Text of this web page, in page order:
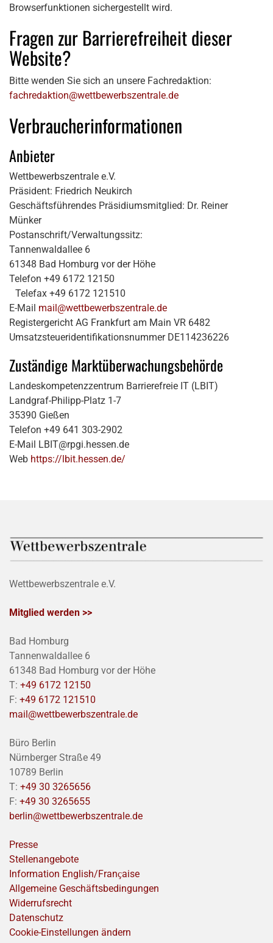
Browserfunktionen sichergestellt wird.
Fragen zur Barrierefreiheit dieser
Website?
Bitte wenden Sie sich an unsere Fachredaktion:
fachredaktion@wettbewerbszentrale.de
Verbraucherinformationen
Anbieter
Wettbewerbszentrale e.V.
Präsident: Friedrich Neukirch
Geschäftsführendes Präsidiumsmitglied: Dr. Reiner
Münker
Postanschrift/Verwaltungssitz:
Tannenwaldallee 6
61348 Bad Homburg vor der Höhe
Telefon +49 6172 12150
Telefax +49 6172 121510
E-Mail mail@wettbewerbszentrale.de
Registergericht AG Frankfurt am Main VR 6482
Umsatzsteueridentifikationsnummer DE114236226
Zuständige Marktüberwachungsbehörde
Landeskompetenzzentrum Barrierefreie IT (LBIT)
Landgraf-Philipp-Platz 1-7
35390 Gießen
Telefon +49 641 303-2902
E-Mail LBIT@rpgi.hessen.de
Web https://lbit.hessen.de/
Wettbewerbszentrale e.V.
Mitglied werden >>
Bad Homburg
Tannenwaldallee 6
61348 Bad Homburg vor der Höhe
T: +49 6172 12150
F: +49 6172 121510
mail@wettbewerbszentrale.de
Büro Berlin
Nürnberger Straße 49
10789 Berlin
T: +49 30 3265656
F: +49 30 3265655
berlin@wettbewerbszentrale.de
Presse
Stellenangebote
Information English/Franҫaise
Allgemeine Geschäftsbedingungen
Widerrufsrecht
Datenschutz
Cookie-Einstellungen ändern